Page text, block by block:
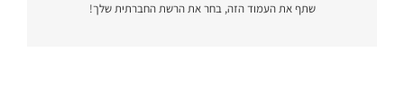
שתף את העמוד הזה, בחר את הרשת החברתית שלך!